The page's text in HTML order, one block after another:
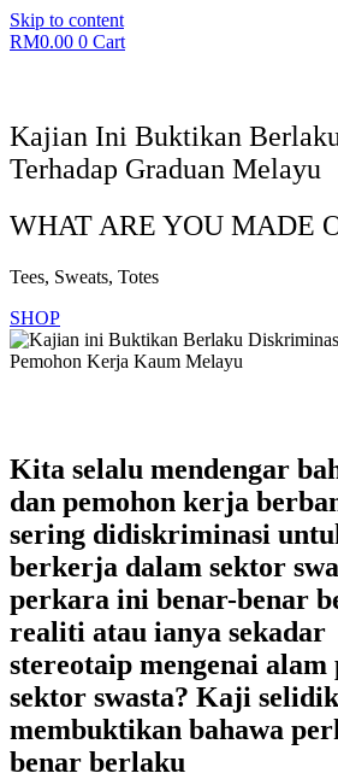
Skip to content
RM0.00 0 Cart
Kajian Ini Buktikan
Terhadap Graduan Melayu
WHAT ARE YOU MADE
Tees, Sweats, Totes
SHOP
Kita selalu mendengar
dan pemohon kerja
sering didiskriminasi
berkerja dalam sektor
perkara ini benar-benar
realiti atau ianya sekadar
stereotaip mengenai
sektor swasta? Kaji
membuktikan bahawa
benar berlaku